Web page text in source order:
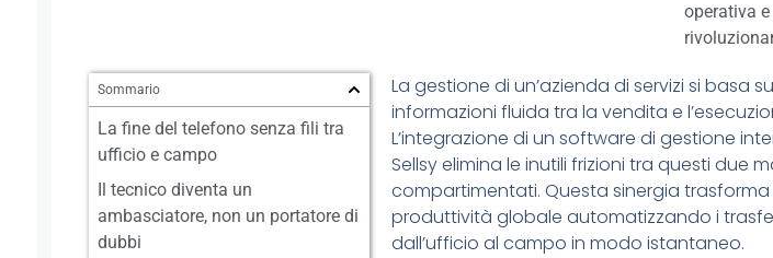
operativa
Sommario
La fine del telefono senza fili tra
ufficio e campo
Il tecnico diventa un
ambasciatore, non un portatore di
dubbi
La gestione di un’azienda di servizi si basa
informazioni fluida tra la vendita e
L’integrazione di un software di gestione
Sellsy elimina le inutili frizioni tra questi due
compartimentati. Questa sinergia
produttività globale automatizzando i
dall’ufficio al campo in modo istantaneo.